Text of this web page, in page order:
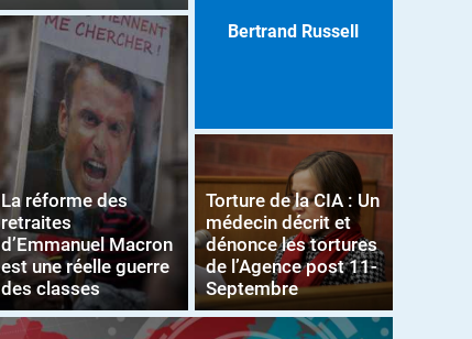
La réforme des
retraites
d’Emmanuel Macron
est une réelle guerre
des classes
Bertrand Russell
Torture de la CIA : Un
médecin décrit et
dénonce les tortures
de l’Agence post 11-
Septembre